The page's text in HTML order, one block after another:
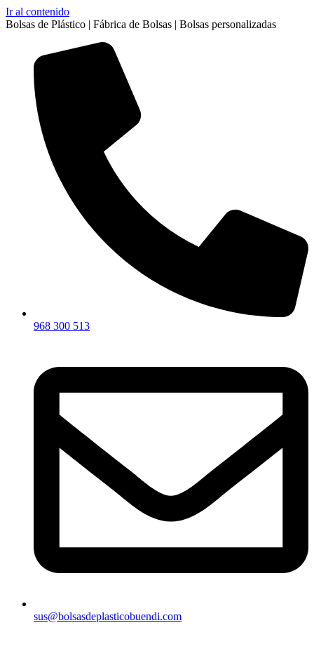
Ir al contenido
Bolsas de Plástico | Fábrica de Bolsas | Bolsas personalizadas
968 300 513
sus@bolsasdeplasticobuendi.com